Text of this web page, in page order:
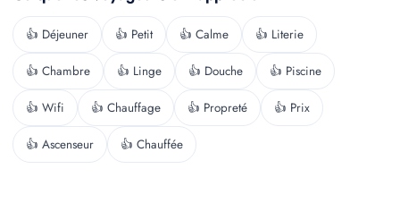
👍 Déjeuner 👍 Petit 👍 Calme 👍 Literie
👍 Chambre 👍 Linge 👍 Douche 👍 Piscine
👍 Wifi 👍 Chauffage 👍 Propreté 👍 Prix
👍 Ascenseur 👍 Chauffée